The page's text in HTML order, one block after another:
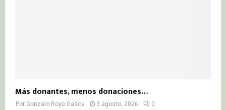
Más donantes, menos donaciones…
Por Gonzalo Royo Gasca 3 agosto, 2026 0